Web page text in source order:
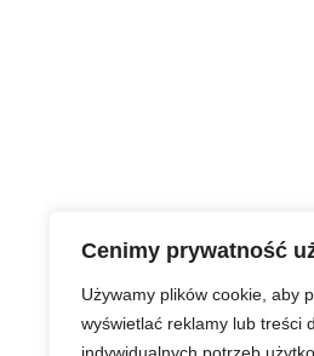
Cenimy prywatność
Używamy plików cookie, aby
wyświetlać reklamy lub treści
Urząd